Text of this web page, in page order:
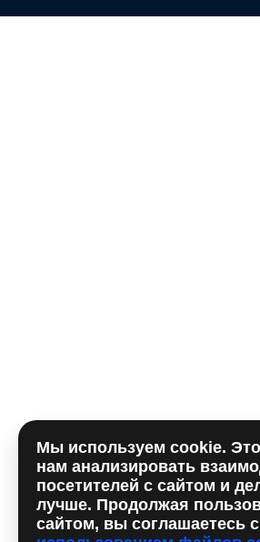
Отправляя форму, вы принимаете
использования сookieи даете
персональных данный
Мы используем cookie.
нам анализировать
посетителей с сайтом и
лучше. Продолжая
сайтом, вы соглашаетесь с